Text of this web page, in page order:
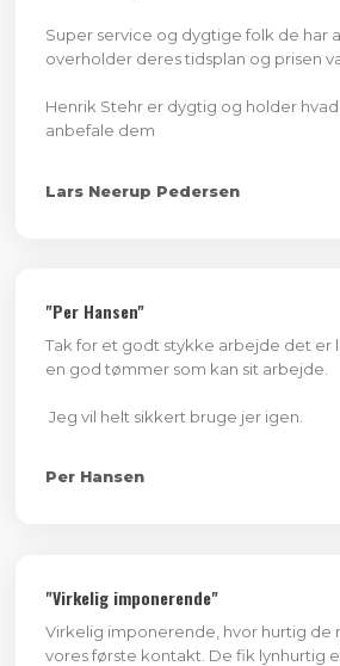
Super service og dygtige folk de har
overholder deres tidsplan og prisen
Henrik Stehr er dygtig og holder
anbefale dem
Lars Neerup Pedersen
"Per Hansen"
Tak for et godt stykke arbejde det er
en god tømmer som kan sit arbejde.
Jeg vil helt sikkert bruge jer igen.
Per Hansen
"Virkelig imponerende"
Virkelig imponerende, hvor hurtig de
vores første kontakt. De fik lynhurtig